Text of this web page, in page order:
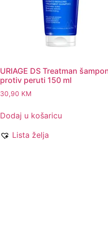
URIAGE DS Treatman
protiv peruti 150 ml
30,90 KM
Dodaj u košaricu
Lista želja